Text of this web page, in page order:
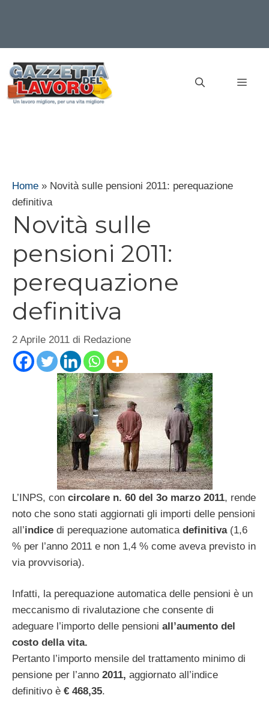
contenuto
Home » Novità sulle pensioni 2011: perequazione
definitiva
Novità sulle
pensioni 2011:
perequazione
definitiva
2 Aprile 2011 di Redazione
L’INPS, con circolare n. 60 del 3o marzo 2011, rende
noto che sono stati aggiornati gli importi delle pensioni
all’indice di perequazione automatica definitiva(1,6
% per l’anno 2011 e non 1,4 % come aveva previsto in
via provvisoria).
Infatti, la perequazione automatica delle pensioni è un
meccanismo di rivalutazione che consente di
adeguare l’importo delle pensioni all’aumento del
costo della vita.
Pertanto l’importo mensile del trattamento minimo di
pensione per l’anno 2011, aggiornato all’indice
definitivo è € 468,35.